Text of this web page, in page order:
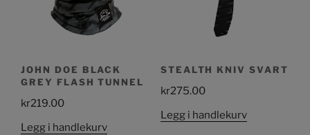
JOHN DOE BLACK
GREY FLASH TUNNEL
kr219.00
Legg i handlekurv
STEALTH KNIV SVART
kr275.00
Legg i handlekurv